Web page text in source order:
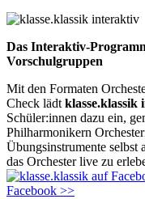
klasse.klassik
interaktiv
Das Interaktiv-
Vorschulgruppen
Mit den Formaten
Check lädt klasse.klassik
Schüler:innen dazu ein,
Philharmonikern
Übungsinstrumente selbst
das Orchester live zu
Facebook >>